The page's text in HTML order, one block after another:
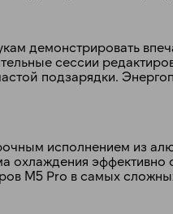
демонстрировать
сессии
подзарядки.
исполнением из
охлаждения
M5 Pro в самых